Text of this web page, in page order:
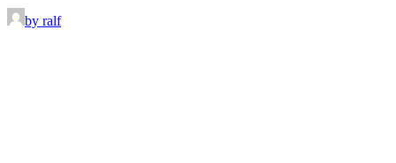
by ralf